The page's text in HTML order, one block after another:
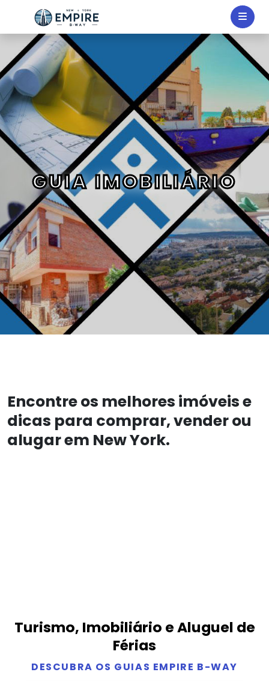
GUIA IMOBILIÁRIO
Encontre os melhores imóveis e
dicas para comprar, vender ou
alugar em New York.
Turismo, Imobiliário e Aluguel de
Férias
DESCUBRA OS GUIAS EMPIRE B-WAY